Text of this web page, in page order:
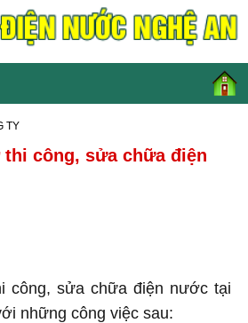
TY
thi công, sửa chữa điện
công, sửa chữa điện nước tại
những công việc sau: